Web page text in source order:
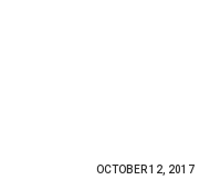
OCTOBER 12, 2017